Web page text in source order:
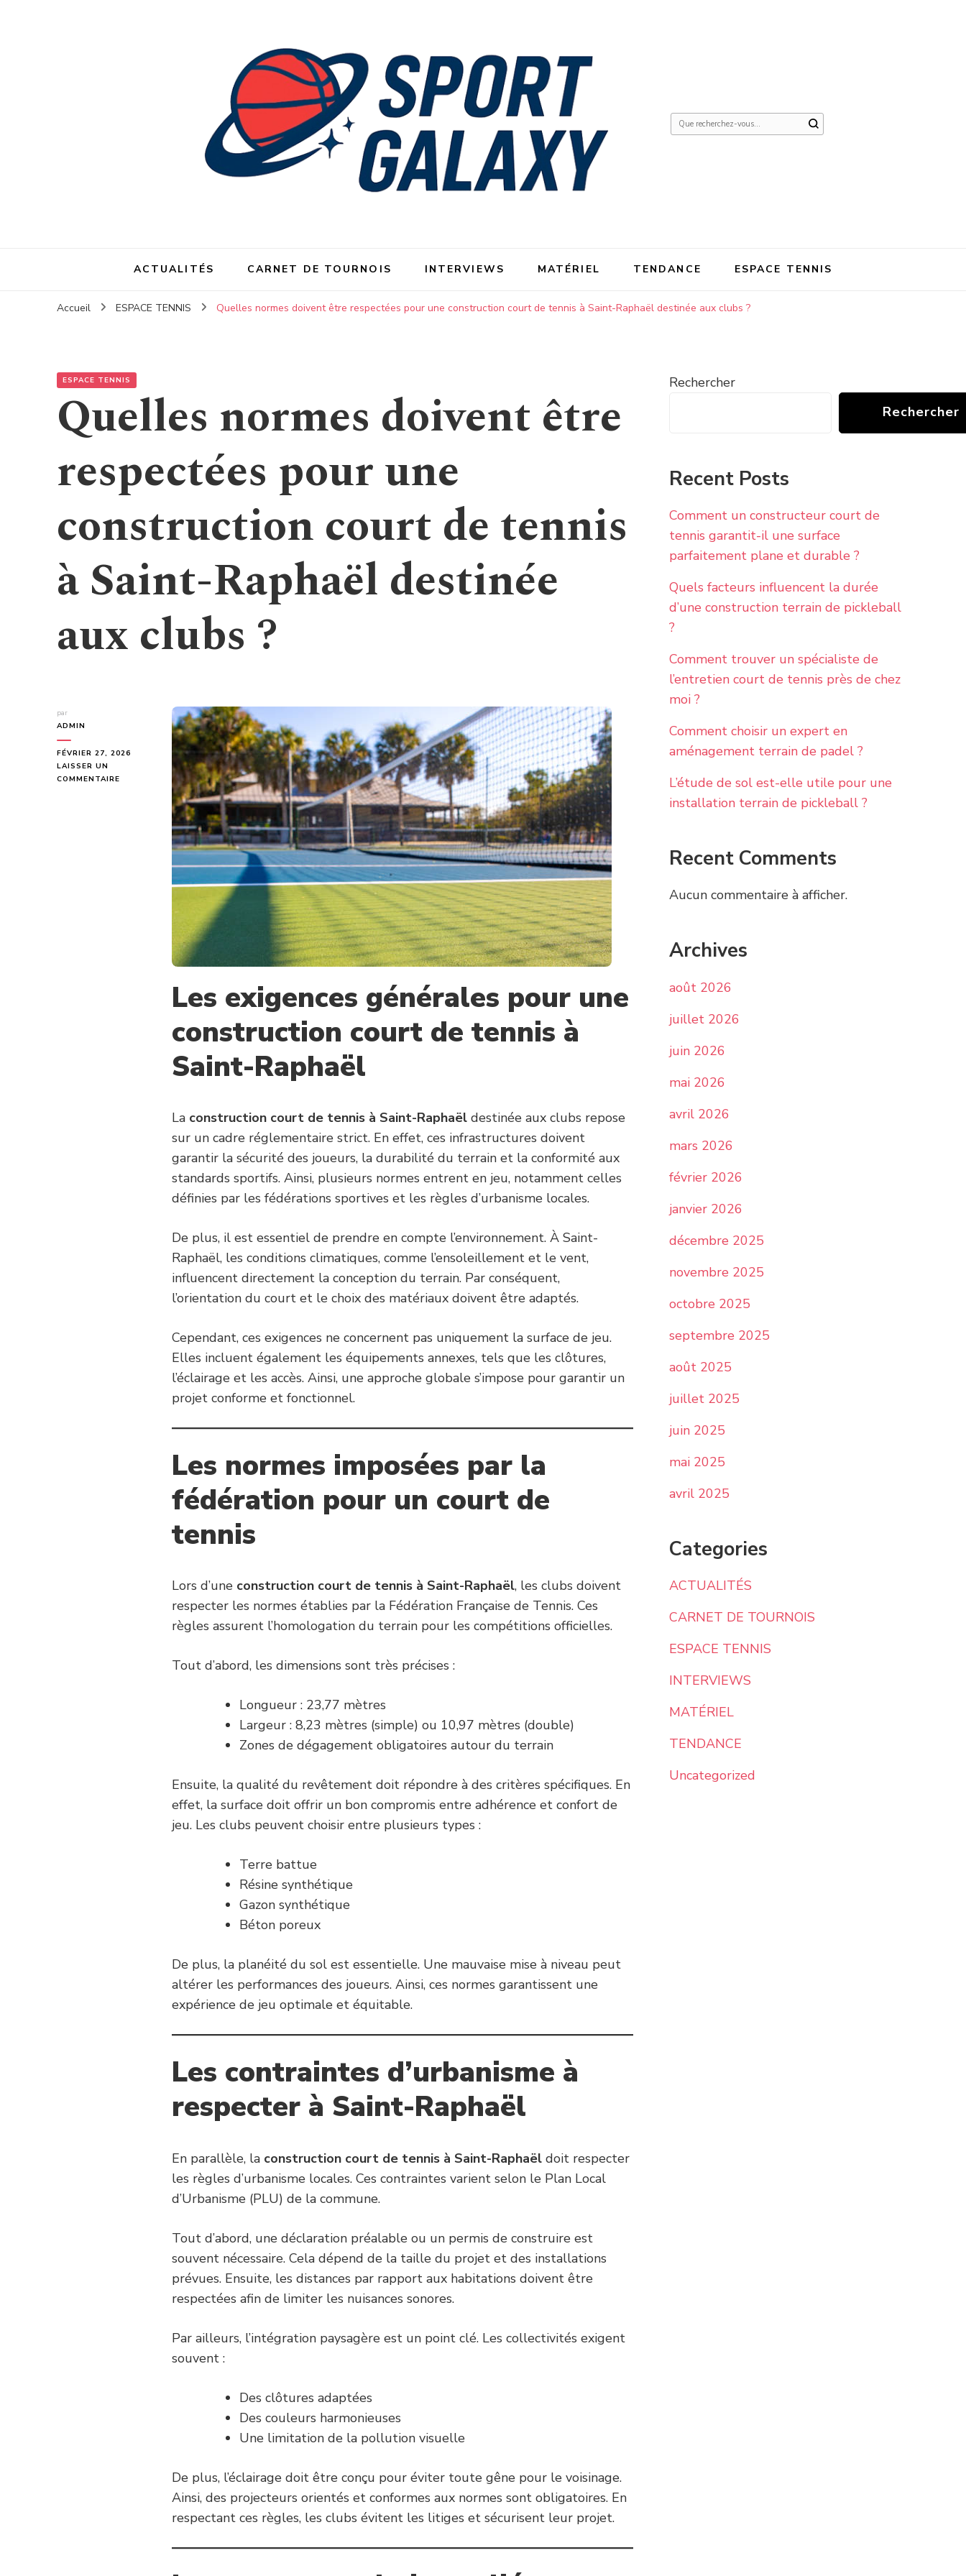
Vous
ACTUALITÉS CARNET DE TOURNOIS INTERVIEWS MATÉRIEL TENDANCE ESPACE TENNIS
Accueil ESPACE TENNIS Quelles normes doivent être respectées pour une construction court de tennis à Saint-Raphaël destinée aux clubs ?
ESPACE TENNIS
Quelles normes doivent être
respectées pour une
construction court de tennis
à Saint-Raphaël destinée
aux clubs ?
par
ADMIN
FÉVRIER 27, 2026
LAISSER UN
COMMENTAIRE
RESPECTÉES
CONSTRUCTION
Les exigences générales pour une
construction court de tennis à
Saint-Raphaël
La construction court de tennis à Saint-Raphaël destinée aux clubs repose
sur un cadre réglementaire strict. En effet, ces infrastructures doivent
garantir la sécurité des joueurs, la durabilité du terrain et la conformité aux
standards sportifs. Ainsi, plusieurs normes entrent en jeu, notamment celles
définies par les fédérations sportives et les règles d’urbanisme locales.
De plus, il est essentiel de prendre en compte l’environnement. À Saint-
Raphaël, les conditions climatiques, comme l’ensoleillement et le vent,
influencent directement la conception du terrain. Par conséquent,
l’orientation du court et le choix des matériaux doivent être adaptés.
Cependant, ces exigences ne concernent pas uniquement la surface de jeu.
Elles incluent également les équipements annexes, tels que les clôtures,
l’éclairage et les accès. Ainsi, une approche globale s’impose pour garantir un
projet conforme et fonctionnel.
Les normes imposées par la
fédération pour un court de
tennis
Lors d’une construction court de tennis à Saint-Raphaël, les clubs doivent
respecter les normes établies par la Fédération Française de Tennis. Ces
règles assurent l’homologation du terrain pour les compétitions officielles.
Tout d’abord, les dimensions sont très précises :
Longueur : 23,77 mètres
Largeur : 8,23 mètres (simple) ou 10,97 mètres (double)
Zones de dégagement obligatoires autour du terrain
Ensuite, la qualité du revêtement doit répondre à des critères spécifiques. En
effet, la surface doit offrir un bon compromis entre adhérence et confort de
jeu. Les clubs peuvent choisir entre plusieurs types :
Terre battue
Résine synthétique
Gazon synthétique
Béton poreux
De plus, la planéité du sol est essentielle. Une mauvaise mise à niveau peut
altérer les performances des joueurs. Ainsi, ces normes garantissent une
expérience de jeu optimale et équitable.
Les contraintes d’urbanisme à
respecter à Saint-Raphaël
En parallèle, la construction court de tennis à Saint-Raphaël doit respecter
les règles d’urbanisme locales. Ces contraintes varient selon le Plan Local
d’Urbanisme (PLU) de la commune.
Tout d’abord, une déclaration préalable ou un permis de construire est
souvent nécessaire. Cela dépend de la taille du projet et des installations
prévues. Ensuite, les distances par rapport aux habitations doivent être
respectées afin de limiter les nuisances sonores.
Par ailleurs, l’intégration paysagère est un point clé. Les collectivités exigent
souvent :
Des clôtures adaptées
Des couleurs harmonieuses
Une limitation de la pollution visuelle
De plus, l’éclairage doit être conçu pour éviter toute gêne pour le voisinage.
Ainsi, des projecteurs orientés et conformes aux normes sont obligatoires. En
respectant ces règles, les clubs évitent les litiges et sécurisent leur projet.
Rechercher
Rechercher
Recent Posts
Comment un constructeur court de
tennis garantit-il une surface
parfaitement plane et durable ?
Quels facteurs influencent la durée
d’une construction terrain de pickleball
?
Comment trouver un spécialiste de
l’entretien court de tennis près de chez
moi ?
Comment choisir un expert en
aménagement terrain de padel ?
L’étude de sol est-elle utile pour une
installation terrain de pickleball ?
Recent Comments
Aucun commentaire à afficher.
Archives
août 2026
juillet 2026
juin 2026
mai 2026
avril 2026
mars 2026
février 2026
janvier 2026
décembre 2025
novembre 2025
octobre 2025
septembre 2025
août 2025
juillet 2025
juin 2025
mai 2025
avril 2025
Categories
ACTUALITÉS
CARNET DE TOURNOIS
ESPACE TENNIS
INTERVIEWS
MATÉRIEL
TENDANCE
Uncategorized